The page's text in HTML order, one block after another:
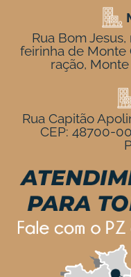
Rua Bom Jesus,
feirinha de Monte
ração,
Rua Capitão
CEP: 48700-